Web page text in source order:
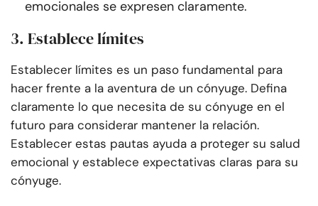
emocionales se expresen claramente.
3. Establece límites
Establecer límites es un paso fundamental para
hacer frente a la aventura de un cónyuge. Defina
claramente lo que necesita de su cónyuge en el
futuro para considerar mantener la relación.
Establecer estas pautas ayuda a proteger su salud
emocional y establece expectativas claras para su
cónyuge.